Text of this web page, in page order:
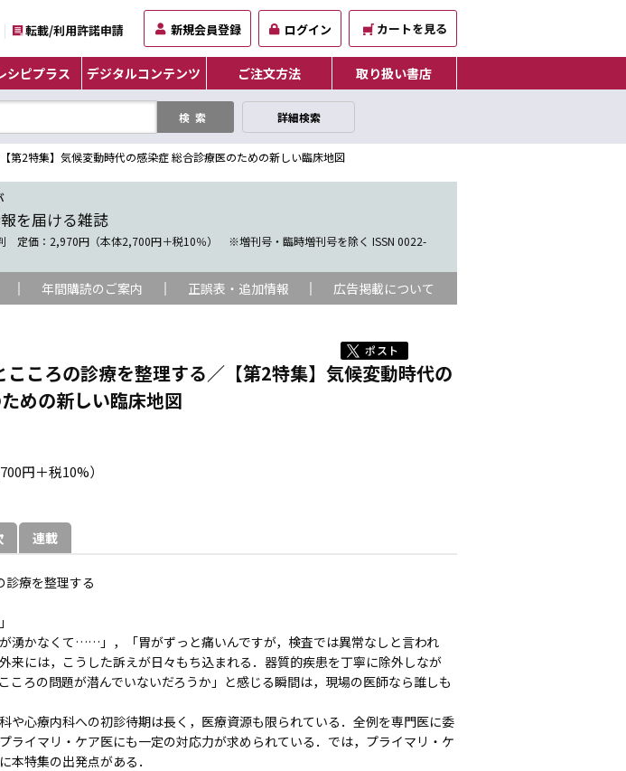
転載/利用許諾申請 新規会員登録 ログイン カートを見る
シピプラス デジタルコンテンツ ご注文方法 取り扱い書店
詳細検索
第2特集】気候変動時代の感染症 総合診療医のための新しい臨床地図
を届ける雑誌
定価：2,970円（本体2,700円＋税10％） ※増刊号・臨時増刊号を除く ISSN 0022-
年間購読のご案内 正誤表・追加情報 広告掲載について
こころの診療を整理する／【第2特集】気候変動時代の
めの新しい臨床地図
円＋税10%）
連載
診療を整理する
湧かなくて……」，「胃がずっと痛いんですが，検査では異常なしと言われ
には，こうした訴えが日々もち込まれる．器質的疾患を丁寧に除外しなが
ころの問題が潜んでいないだろうか」と感じる瞬間は，現場の医師なら誰しも
や心療内科への初診待期は長く，医療資源も限られている．全例を専門医に委
ライマリ・ケア医にも一定の対応力が求められている．では，プライマリ・ケ
特集の出発点がある．